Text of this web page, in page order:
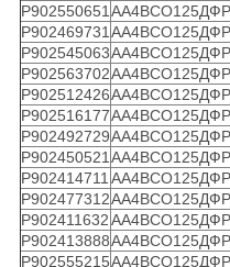
Р902550651
Р902469731
Р902545063
Р902563702
Р902512426
Р902516177
Р902492729
Р902450521
Р902414711
Р902477312
Р902411632
Р902413888
Р902555215